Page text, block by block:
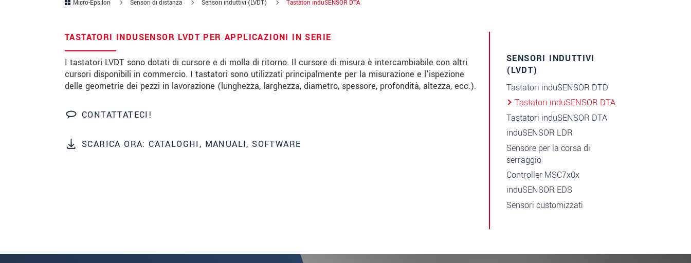
Micro-Epsilon Sensori di distanza Sensori induttivi (LVDT) Tastatori induSENSOR DTA
TASTATORI INDUSENSOR LVDT PER APPLICAZIONI IN SERIE
I tastatori LVDT sono dotati di cursore e di molla di ritorno. Il cursore di misura è intercambiabile con altri
cursori disponibili in commercio. I tastatori sono utilizzati principalmente per la misurazione e l'ispezione
delle geometrie dei pezzi in lavorazione (lunghezza, larghezza, diametro, spessore, profondità, altezza, ecc.).
CONTATTATECI!
SCARICA ORA: CATALOGHI, MANUALI, SOFTWARE
SENSORI INDUTTIVI
(LVDT)
Tastatori induSENSOR DTD
Tastatori induSENSOR DTA
Tastatori induSENSOR DTA
induSENSOR LDR
Sensore per la corsa di
serraggio
Controller MSC7x0x
induSENSOR EDS
Sensori customizzati
Paese *
Telefono
E-mail*
INVIA MESSAGGIO